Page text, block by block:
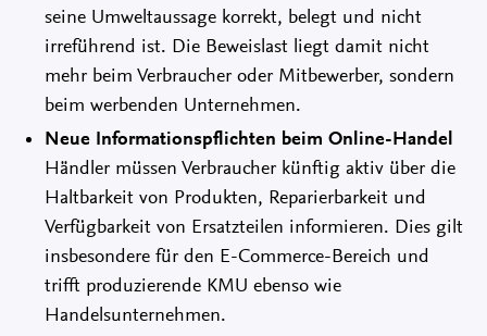
seine Umweltaussage korrekt, belegt und nicht
irreführend ist. Die Beweislast liegt damit nicht
mehr beim Verbraucher oder Mitbewerber, sondern
beim werbenden Unternehmen.
Neue Informationspflichten beim Online-Handel
Händler müssen Verbraucher künftig aktiv über die
Haltbarkeit von Produkten, Reparierbarkeit und
Verfügbarkeit von Ersatzteilen informieren. Dies gilt
insbesondere für den E-Commerce-Bereich und
trifft produzierende KMU ebenso wie
Handelsunternehmen.